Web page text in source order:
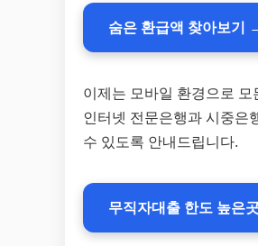
숨은 환급액 찾아보기
이제는 모바일 환경으로
인터넷 전문은행과 시중은
수 있도록 안내드립니다.
무직자대출 한도 높은